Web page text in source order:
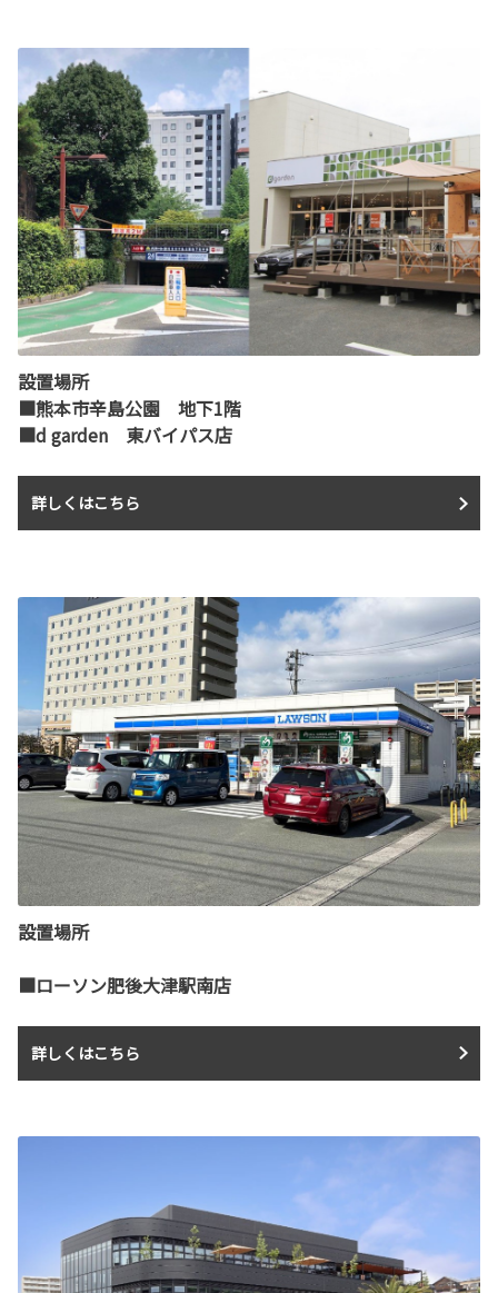
設置場所
■熊本市辛島公園 地下1階
■d garden 東バイパス店
詳しくはこちら
設置場所
■ローソン肥後大津駅南店
詳しくはこちら